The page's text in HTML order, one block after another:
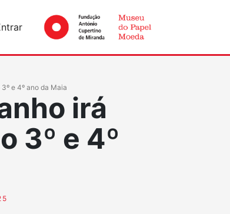
e 4º ano da Maia
irá
3º e 4º